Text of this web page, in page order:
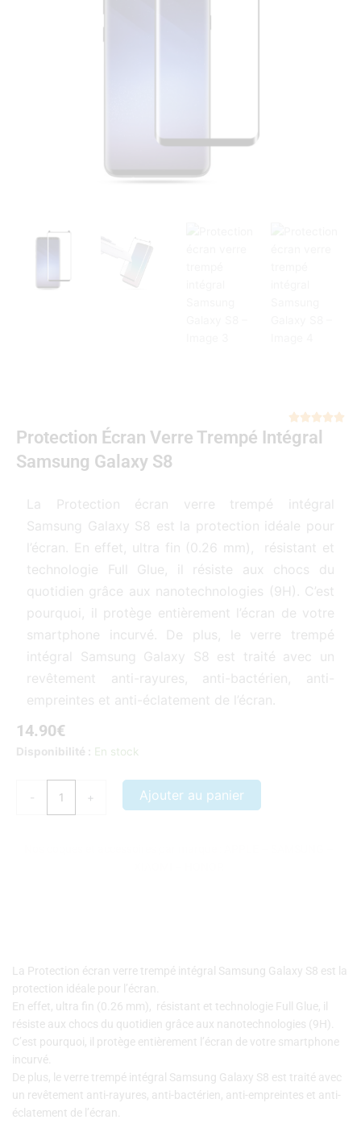

Protection Écran Verre Trempé Intégral
Samsung Galaxy S8
La Protection écran verre trempé intégral
Samsung Galaxy S8 est la protection idéale pour
l’écran. En effet, ultra fin (0.26 mm), résistant et
technologie Full Glue, il résiste aux chocs du
quotidien grâce aux nanotechnologies (9H). C’est
pourquoi, il protège entièrement l’écran de votre
smartphone incurvé. De plus, le verre trempé
intégral Samsung Galaxy S8 est traité avec un
revêtement anti-rayures, anti-bactérien, anti-
empreintes et anti-éclatement de l’écran.
14.90€
Disponibilité : En stock
-
quantité
+ Ajouter au panier
La Protection écran verre trempé intégral Samsung Galaxy S8 est la
protection idéale pour l’écran.
En effet, ultra fin (0.26 mm), résistant et technologie Full Glue, il
résiste aux chocs du quotidien grâce aux nanotechnologies (9H).
C’est pourquoi, il protège entièrement l’écran de votre smartphone
incurvé.
De plus, le verre trempé intégral Samsung Galaxy S8 est traité avec
un revêtement anti-rayures, anti-bactérien, anti-empreintes et anti-
éclatement de l’écran.